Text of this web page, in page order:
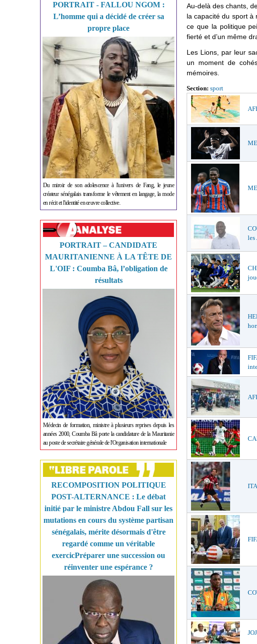
PORTRAIT - FALLOU NGOM :
L’homme qui a décidé de créer sa
propre place
Du miroir de son adolescence à l'univers de Fang, le jeune
créateur sénégalais transforme le vêtement en langage, la mode
en récit et l'identité en œuvre collective.
PORTRAIT – CANDIDATE
MAURITANIENNE À LA TÊTE DE
L'OIF : Coumba Bâ, l’obligation de
résultats
Médecin de formation, ministre à plusieurs reprises depuis les
années 2000, Coumba Bâ porte la candidature de la Mauritanie
au poste de secrétaire générale de l'Organisation internationale
RECOMPOSITION POLITIQUE
POST-ALTERNANCE : Le débat
initié par le ministre Abdou Fall sur les
mutations en cours du système partisan
sénégalais, mérite désormais d'être
regardé comme un véritable
exercicPréparer une succession ou
réinventer une espérance ?
Au-delà des chants,
la capacité du sport à
ce que la politique
fierté et d’un même
Les Lions, par leur
un moment de
mémoires.
Section: sport
les